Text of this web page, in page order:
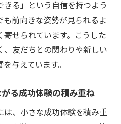
きる」という自信を持つよう
も前向きな姿勢が見られるよ
寄せられています。こうした
友だちとの関わりや新しい
与えています。
る成功体験の積み重ね
は、小さな成功体験を積み重